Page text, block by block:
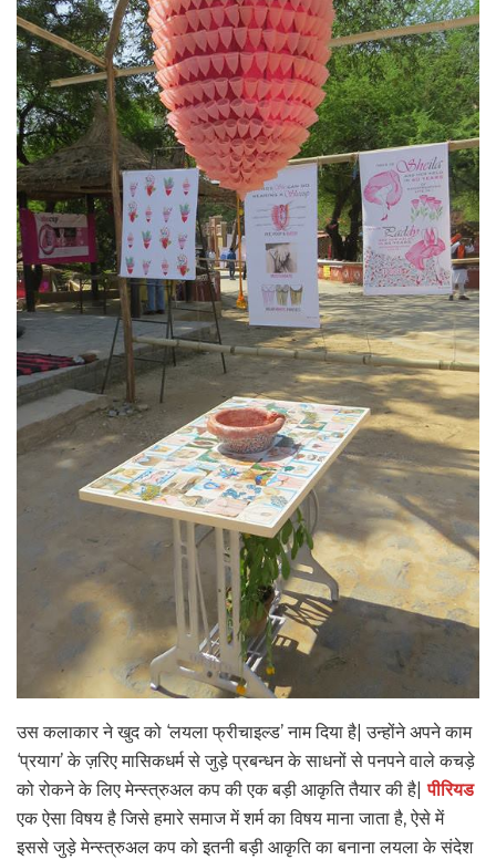
उस कलाकार ने खुद को ‘लयला फ्रीचाइल्ड’ नाम दिया है| उन्होंने अपने काम
‘प्रयाग’ के ज़रिए मासिकधर्म से जुड़े प्रबन्धन के साधनों से पनपने वाले कचड़े
को रोकने के लिए मेन्स्त्रुअल कप की एक बड़ी आकृति तैयार की है| पीरियड
एक ऐसा विषय है जिसे हमारे समाज में शर्म का विषय माना जाता है, ऐसे में
इससे जुड़े मेन्स्त्रुअल कप को इतनी बड़ी आकृति का बनाना लयला के संदेश